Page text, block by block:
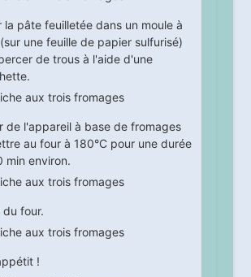
la pâte feuilletée dans un moule à
une feuille de papier sulfurisé)
de trous à l'aide d'une
de l'appareil à base de fromages
au four à 180°C pour une durée
min environ.
du four.
!